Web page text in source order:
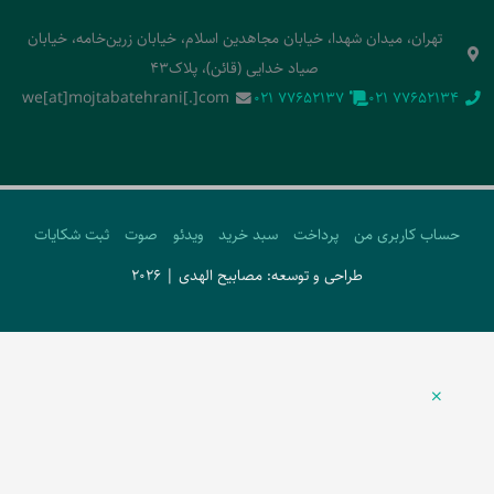
تهران، میدان شهدا، خیابان مجاهدین اسلام، خیابان زرین‌خامه، خیابان
صیاد خدایی (قائن)، پلاک43
‭021 77652134‬
‭021 77652137‬
we[at]mojtabatehrani[.]com
حساب کاربری من پرداخت سبد خرید ویدئو صوت
ثبت شکایات
طراحی و توسعه: مصابیح الهدی | 2026